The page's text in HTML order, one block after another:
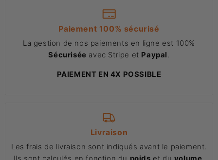
Paiement 100% sécurisé
La gestion de nos paiements en ligne est 100%
Sécurisée avec Stripe et Paypal
PAIEMENT EN 4X POSSIBLE
Livraison
Les frais de livraison sont indiqués avant le paiement.
Ils sont calculés en fonction du poids et du volume